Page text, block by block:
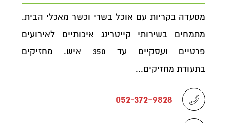
מסעדה בקריות עם אוכל בשרי וכשר מאכלי הבית.
מתמחים בשירותי קייטרינג איכותיים לאירועים
פרטיים ועסקיים עד 350 איש. מחזיקים
בתעודת מחזיקים...
052-372-9828